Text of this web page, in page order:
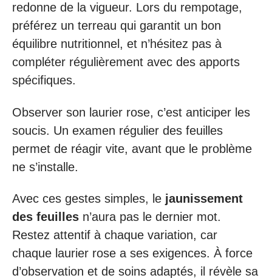
redonne de la vigueur. Lors du rempotage,
préférez un terreau qui garantit un bon
équilibre nutritionnel, et n’hésitez pas à
compléter régulièrement avec des apports
spécifiques.
Observer son laurier rose, c’est anticiper les
soucis. Un examen régulier des feuilles
permet de réagir vite, avant que le problème
ne s’installe.
Avec ces gestes simples, le jaunissement
des feuilles n’aura pas le dernier mot.
Restez attentif à chaque variation, car
chaque laurier rose a ses exigences. À force
d’observation et de soins adaptés, il révèle sa